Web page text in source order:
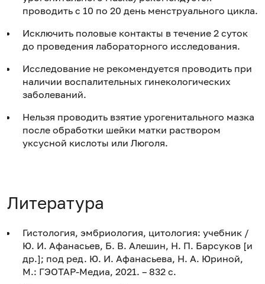
проводить с 10 по 20 день менструального цикла.
Исключить половые контакты в течение 2 суток
до проведения лабораторного исследования.
Исследование не рекомендуется проводить при
наличии воспалительных гинекологических
заболеваний.
Нельзя проводить взятие урогенитального мазка
после обработки шейки матки раствором
уксусной кислоты или Люголя.
Литература
Гистология, эмбриология, цитология: учебник /
Ю. И. Афанасьев, Б. В. Алешин, Н. П. Барсуков [и
др.]; под ред. Ю. И. Афанасьева, Н. А. Юриной,
М.: ГЭОТАР-Медиа, 2021. – 832 с.